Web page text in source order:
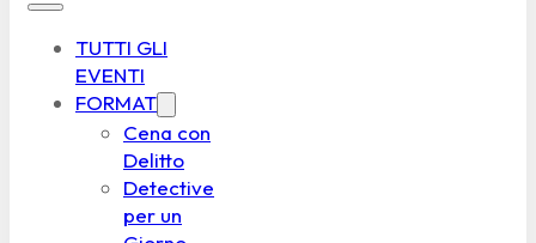
TUTTI GLI
EVENTI
FORMAT
Cena con
Delitto
Detective
per un